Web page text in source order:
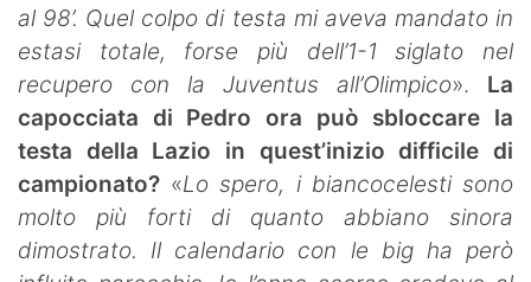
al 98’. Quel colpo di testa mi aveva mandato in
estasi totale, forse più dell’1-1 siglato nel
recupero con la Juventus all’Olimpico». La
capocciata di Pedro ora può sbloccare la
testa della Lazio in quest’inizio difficile di
campionato? «Lo spero, i biancocelesti sono
molto più forti di quanto abbiano sinora
dimostrato. Il calendario con le big ha però